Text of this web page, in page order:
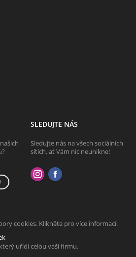
SLEDUJTE NÁS
Sledujte nás na všech sociálních
sítích, ať Vám nic neunikne!
cookies. Klikněte pro více informací.
uřídí celou vaši firmu.